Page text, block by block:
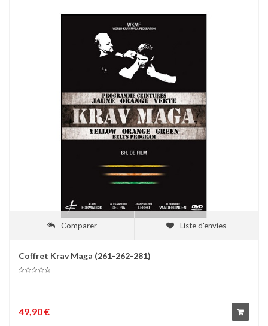
Comparer Liste d'envies
Coffret Krav Maga (261-262-281)
49,90 €